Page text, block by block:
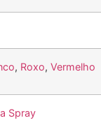
, Roxo, Vermelho
Spray